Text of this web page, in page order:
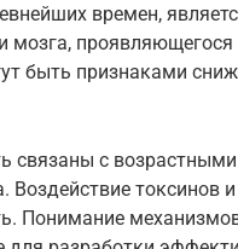
времен,
проявляющегося
быть признаками
связаны с
токсинов
Понимание